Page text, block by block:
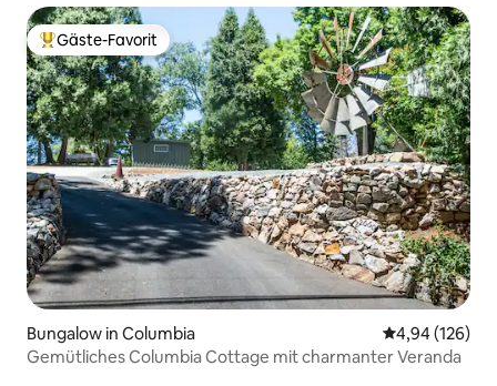
Beliebter Gäste-Favorit.
Gäste-Favorit
Bungalow in Columbia
4,94 (126)
Gemütliches Columbia Cottage mit charmanter Veranda